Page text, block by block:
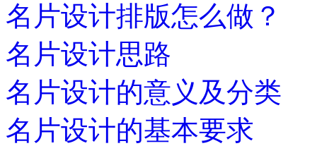
名片设计排版怎么做？
名片设计思路
名片设计的意义及分类
名片设计的基本要求